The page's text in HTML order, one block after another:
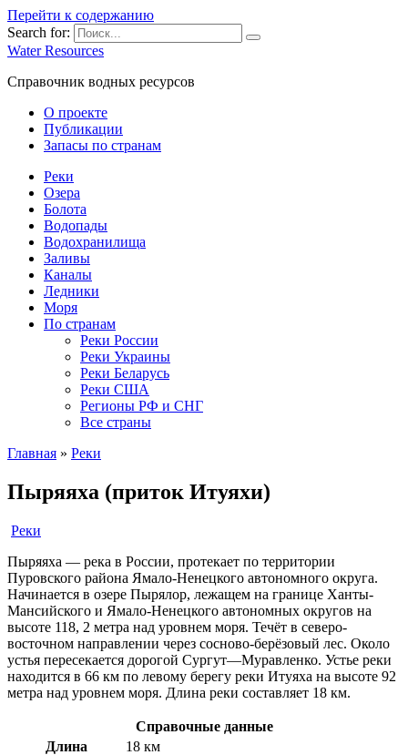
Перейти к содержанию
Search for:
Water Resources
Справочник водных ресурсов
О проекте
Публикации
Запасы по странам
Реки
Озера
Болота
Водопады
Водохранилища
Заливы
Каналы
Ледники
Моря
По странам
Реки России
Реки Украины
Реки Беларусь
Реки США
Регионы РФ и СНГ
Все страны
Главная » Реки
Пыряяха (приток Итуяхи)
Реки
Пыряяха — река в России, протекает по территории
Пуровского района Ямало-Ненецкого автономного округа.
Начинается в озере Пырялор, лежащем на границе Ханты-
Мансийского и Ямало-Ненецкого автономных округов на
высоте 118, 2 метра над уровнем моря. Течёт в северо-
восточном направлении через сосново-берёзовый лес. Около
устья пересекается дорогой Сургут—Муравленко. Устье реки
находится в 66 км по левому берегу реки Итуяха на высоте 92
метра над уровнем моря. Длина реки составляет 18 км.
Справочные данные
Длина
18 км